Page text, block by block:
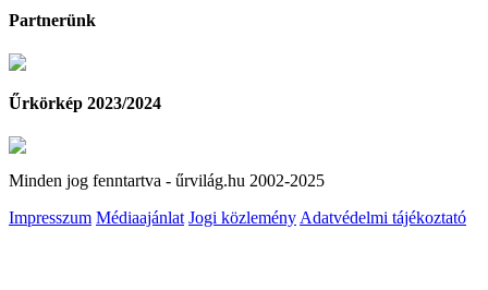
Partnerünk
Űrkörkép 2023/2024
Minden jog fenntartva - űrvilág.hu 2002-2025
Impresszum Médiaajánlat Jogi közlemény Adatvédelmi tájékoztató